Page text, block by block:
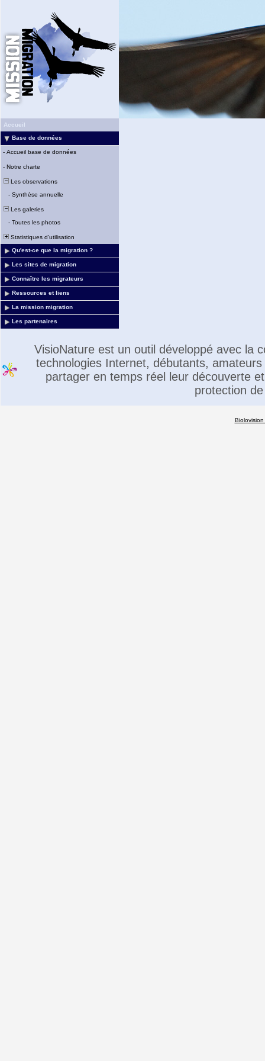
Accueil
Base de données
- Accueil base de données
- Notre charte
Les observations
- Synthèse annuelle
Les galeries
- Toutes les photos
Statistiques d'utilisation
Qu'est-ce que la migration ?
Les sites de migration
Connaître les migrateurs
Ressources et liens
La mission migration
Les partenaires
VisioNature est un outil développé avec la
technologies Internet, débutants,
partager en temps réel leur découverte
protection
Biolovision